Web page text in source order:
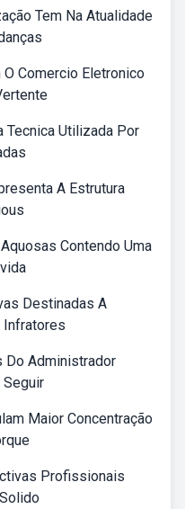
Tem Na Atualidade
Comercio Eletronico
Tecnica Utilizada Por
A Estrutura
Contendo Uma
Destinadas A
Do Administrador
Maior Concentração
Profissionais